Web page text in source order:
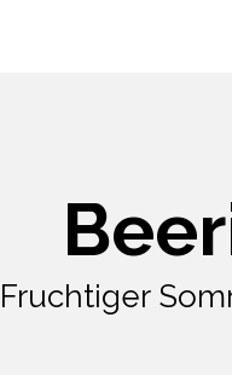
Fruchtiger